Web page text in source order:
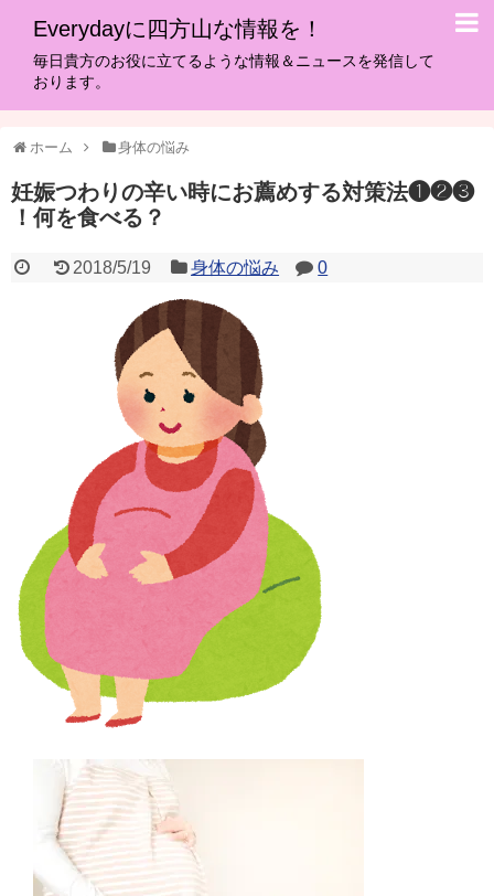
Everydayに四方山な情報を！
毎日貴方のお役に立てるような情報＆ニュースを発信して
おります。
ホーム 身体の悩み
妊娠つわりの辛い時にお薦めする対策法❶❷❸
！何を食べる？
2018/5/19 身体の悩み 0